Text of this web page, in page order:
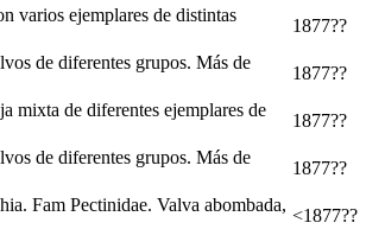
varios ejemplares de distintas
1877??
de diferentes grupos. Más de
1877??
mixta de diferentes ejemplares de
1877??
de diferentes grupos. Más de
1877??
Fam Pectinidae. Valva abombada,
<1877??